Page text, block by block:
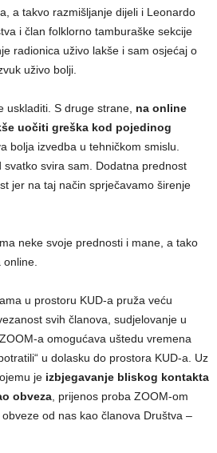
a takvo razmišljanje dijeli i Leonardo
i član folklorno tamburaške sekcije
radionica uživo lakše i sam osjećaj o
uživo bolji.
uskladiti. S druge strane, na online
uočiti greška kod pojedinog
bolja izvedba u tehničkom smislu.
svatko svira sam. Dodatna prednost
jer na taj način sprječavamo širenje
neke svoje prednosti i mane, a tako
u prostoru KUD-a pruža veću
svih članova, sudjelovanje u
a omogućava uštedu vremena
u dolasku do prostora KUD-a. Uz
je izbjegavanje bliskog kontakta
obveza , prijenos proba ZOOM-om
od nas kao članova Društva –